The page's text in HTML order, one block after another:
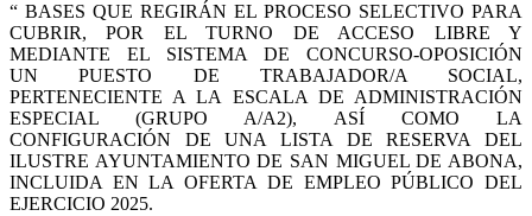
“ BASES QUE REGIRÁN EL PROCESO SELECTIVO PARA
CUBRIR, POR EL TURNO DE ACCESO LIBRE Y
MEDIANTE EL SISTEMA DE CONCURSO-OPOSICIÓN
UN PUESTO DE TRABAJADOR/A SOCIAL,
PERTENECIENTE A LA ESCALA DE ADMINISTRACIÓN
ESPECIAL (GRUPO A/A2), ASÍ COMO LA
CONFIGURACIÓN DE UNA LISTA DE RESERVA DEL
ILUSTRE AYUNTAMIENTO DE SAN MIGUEL DE ABONA,
INCLUIDA EN LA OFERTA DE EMPLEO PÚBLICO DEL
EJERCICIO 2025.